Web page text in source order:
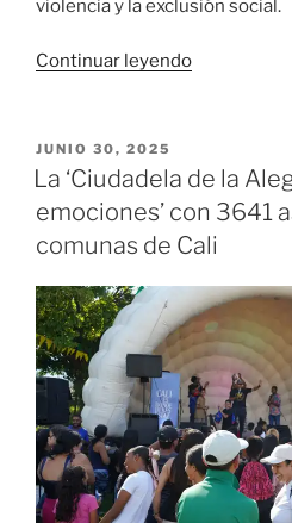
violencia y la exclusión social.
Continuar leyendo
La
Paz
en
Llano
Verde
en
Cali»
PUBLICADO
EL
JUNIO 30, 2025
La ‘Ciudadela de la
emociones’ con 3641
comunas de Cali